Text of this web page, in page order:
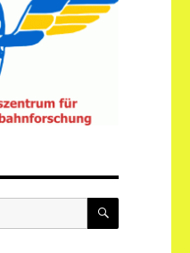
SUCHEN